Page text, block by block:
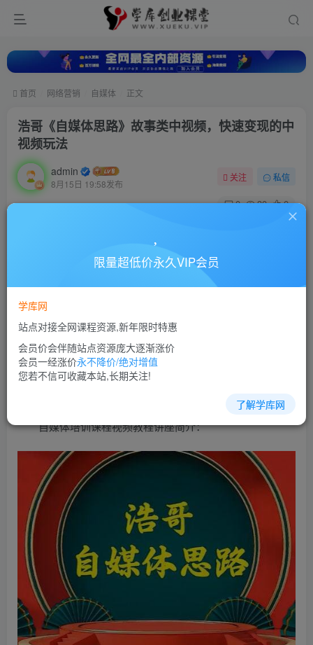
首页 网络营销 自媒体 正文
浩哥《自媒体思路》故事类中视频，快速变现的中
视频玩法
admin
8月15日 19:58发布
关注 私信
0 30 0
浩哥《自媒体思路》故事类中视频，快速变现的中视频玩法
此内容为付费资源，请付费后查看
10
立即购买
您当前未登录！建议登陆后购买，可保存购买订单
自媒体培训课程视频教程讲座简介：
限量超低价永久VIP会员
学库网
站点对接全网课程资源,新年限时特惠
会员价会伴随站点资源庞大逐渐涨价
会员一经涨价永不降价/绝对增值
您若不信可收藏本站,长期关注!
了解学库网